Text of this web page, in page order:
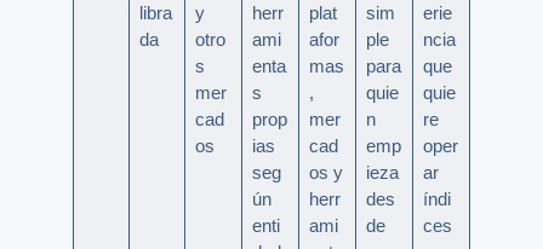
libra
da
y
otro
s
mer
cad
os
herr
ami
enta
s
prop
ias
seg
ún
enti
plat
afor
mas
,
mer
cad
os y
herr
ami
sim
ple
para
quie
n
emp
ieza
des
de
erie
ncia
que
quie
re
oper
ar
índi
ces